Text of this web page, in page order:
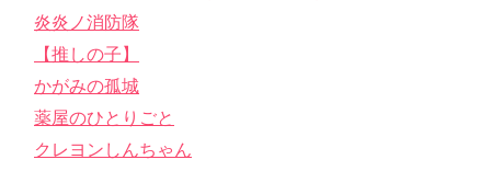
炎炎ノ消防隊
【推しの子】
かがみの孤城
薬屋のひとりごと
クレヨンしんちゃん